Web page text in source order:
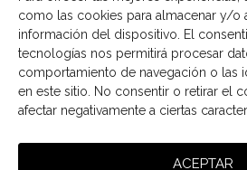
como las cookies para almacenar y/o
información del dispositivo. El
tecnologías nos permitirá procesar
comportamiento de navegación o las
en este sitio. No consentir o retirar el
afectar negativamente a ciertas
ACEPTAR
He leído y acepto los